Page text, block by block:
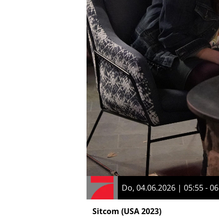
Do, 04.06.2026 | 05:55 -
Sitcom (USA 2023)